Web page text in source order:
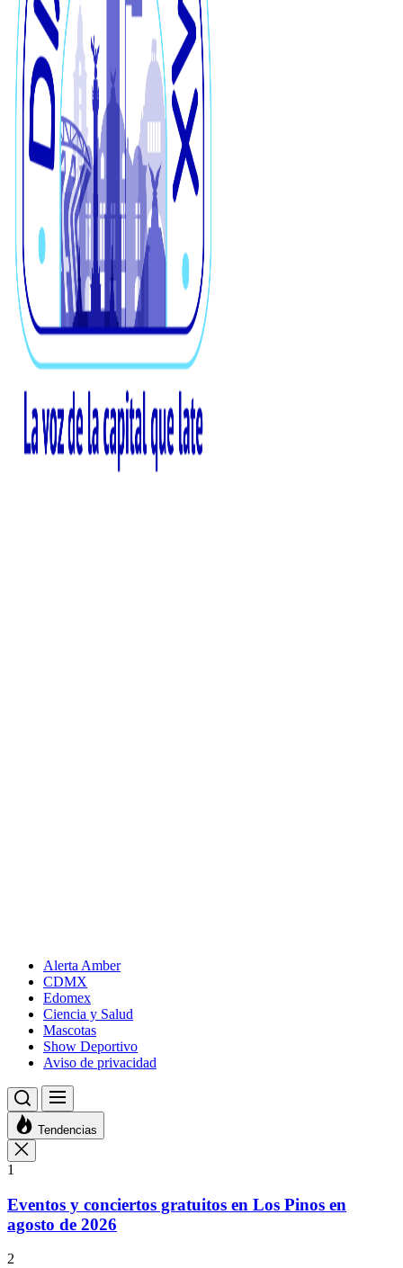
Alerta Amber
CDMX
Edomex
Ciencia y Salud
Mascotas
Show Deportivo
Aviso de privacidad
Tendencias
1
Eventos y conciertos gratuitos en Los Pinos en
agosto de 2026
2